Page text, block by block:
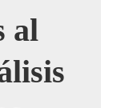
al